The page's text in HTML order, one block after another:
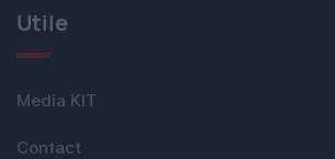
Utile
Media KIT
Contact